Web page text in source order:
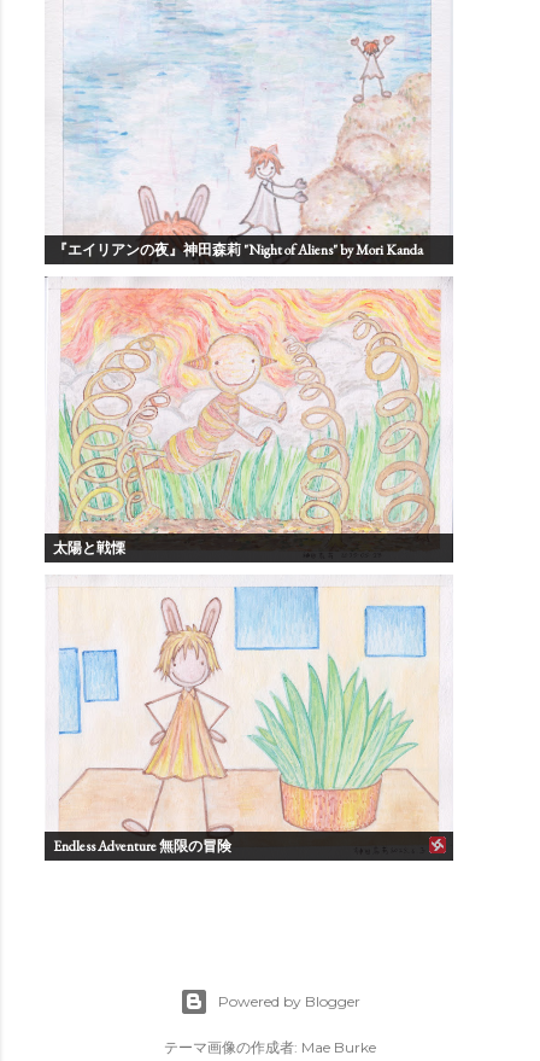
『エイリアンの夜』神田森莉 "Night of Aliens" by Mori Kanda
太陽と戦慄
Endless Adventure 無限の冒険
Powered by Blogger
テーマ画像の作成者: Mae Burke